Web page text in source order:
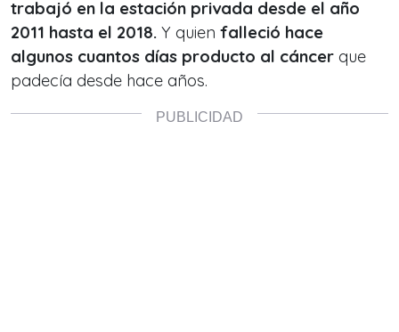
trabajó en la estación privada desde el año
2011 hasta el 2018. Y quien falleció hace
algunos cuantos días producto al cáncer que
padecía desde hace años.